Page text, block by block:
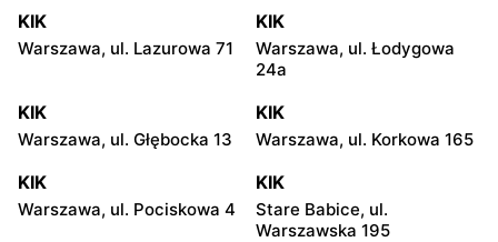
KIK
Warszawa, ul. Lazurowa 71
KIK
Warszawa, ul. Łodygowa
24a
KIK
Warszawa, ul. Głębocka 13
KIK
Warszawa, ul. Korkowa 165
KIK
Warszawa, ul. Pociskowa 4
KIK
Stare Babice, ul.
Warszawska 195